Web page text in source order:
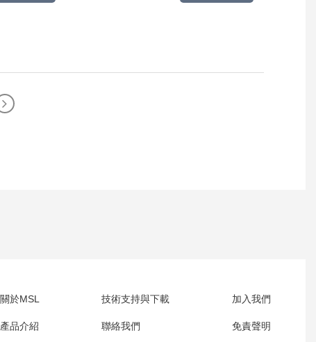
關於MSL
產品介紹
技術支持與下載
聯絡我們
加入我們
免責聲明